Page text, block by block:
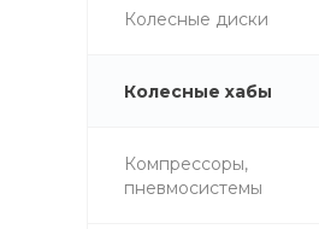
Колесные диски
Колесные хабы
Компрессоры,
пневмосистемы